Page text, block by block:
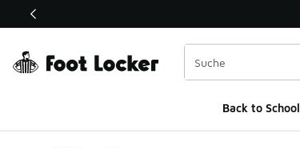
Dieser Link öffnet sich in einem neuen Fenster
Back to School